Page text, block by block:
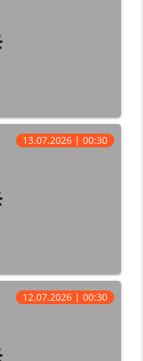
13.07.2026 | 00:30
12.07.2026 | 00:30